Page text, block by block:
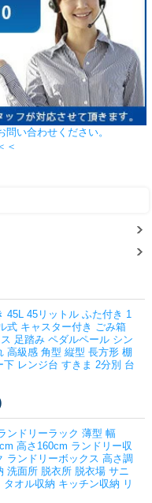
い合わせください。
＜
45L 45リットル ふた付き 1
式 キャスター付き ごみ箱
足踏み ペダルペール シン
高級感 角型 縦型 長方形 棚
下 レンジ台 すきま 2分別 台
ンドリーラック 薄型 幅
高さ160cm ランドリー収
ランドリーボックス 高さ調
洗面所 脱衣所 脱衣場 サニ
タオル収納 キッチン収納 リ